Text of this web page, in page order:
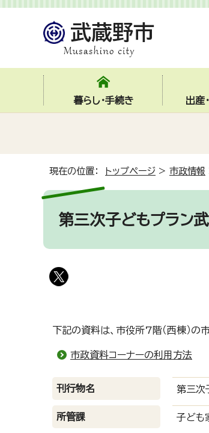
暮らし・手続き 出産
現在の位置： トップページ > 市政情報
第三次子どもプラン
下記の資料は、市役所7階（西棟）の
市政資料コーナーの利用方法
刊行物名 第三次
所管課 子ども